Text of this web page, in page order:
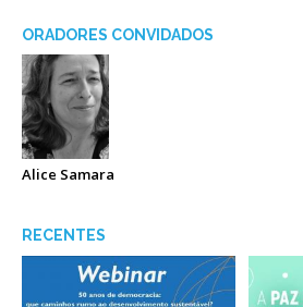
ORADORES CONVIDADOS
Alice Samara
RECENTES